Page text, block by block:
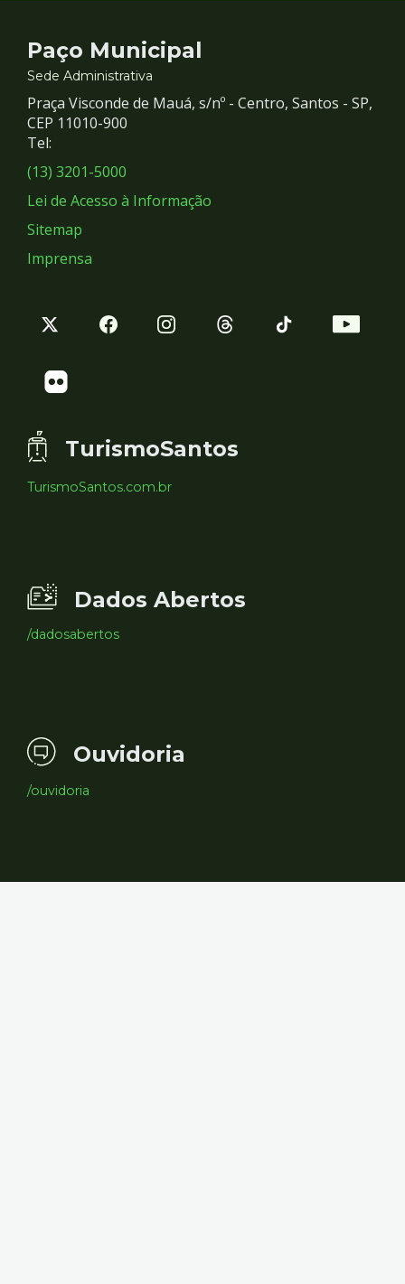
Contato
e
Redes
Sociais
Paço Municipal
Sede Administrativa
Praça Visconde de Mauá, s/nº - Centro, Santos - SP,
CEP 11010-900
Tel:
(13) 3201-5000
Lei de Acesso à Informação
Sitemap
Imprensa
TurismoSantos
TurismoSantos.com.br
Dados Abertos
/dadosabertos
Ouvidoria
/ouvidoria